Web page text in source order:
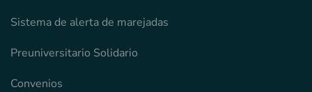
Sistema de alerta de marejadas
Preuniversitario Solidario
Convenios